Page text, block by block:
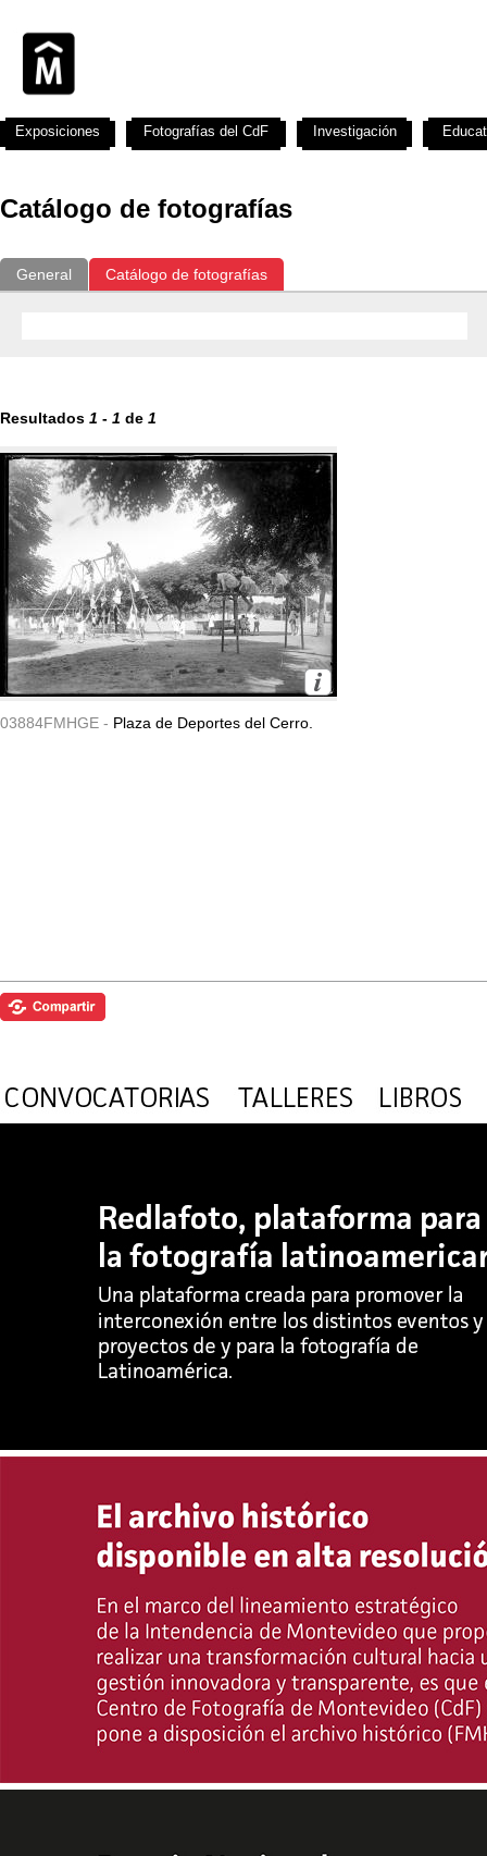
Catálogo de fotografías
General Catálogo de fotografías
Resultados 1 - 1 de 1
03884FMHGE - Plaza de Deportes del Cerro.
Exposiciones Fotografías del CdF Investigación